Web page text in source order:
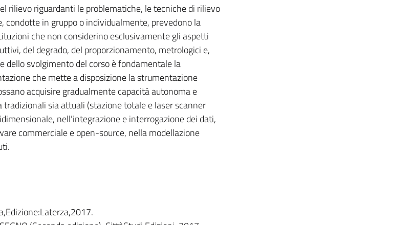
rilievo riguardanti le problematiche, le tecniche di rilievo
in gruppo o individualmente, prevedono la
che non considerino esclusivamente gli aspetti
del degrado, del proporzionamento, metrologici e,
dello svolgimento del corso è fondamentale la
che mette a disposizione la strumentazione
acquisire gradualmente capacità autonoma e
sia attuali (stazione totale e laser scanner
nell’integrazione e interrogazione dei dati,
commerciale e open-source, nella modellazione